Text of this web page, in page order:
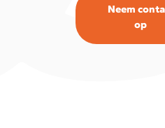
Neem
op